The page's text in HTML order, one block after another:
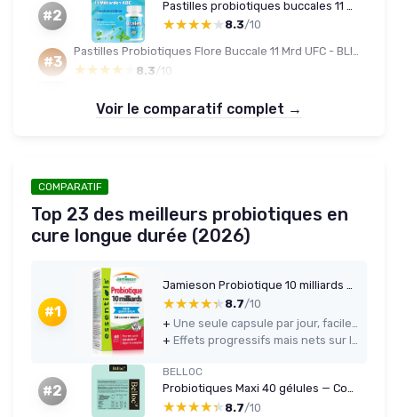
#2 ★★★★★
★★★★★ 8.3/10
#3
Pastilles Probiotiques Flore Buccale 11 Mrd UFC - BLIS K12 & M18 - Menthe - Sans Sucre (60, lot de 4)
★★★★★
★★★★★ 8.3 /10
Voir le comparatif complet →
COMPARATIF
Top 23 des meilleurs probiotiques en
cure longue durée (2026)
#1 ★★★★★
★★★★★ 8.7/10
+
+
#2
BELLOC
Probiotiques Maxi 40 gélules — Confort digestif (dès 11 ans)
★★★★★
★★★★★ 8.7/10